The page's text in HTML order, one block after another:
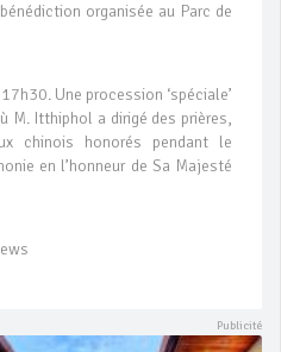
organisée au Parc de
Une procession ‘spéciale’
M. Itthiphol a dirigé des prières,
chinois honorés pendant le
en l’honneur de Sa Majesté